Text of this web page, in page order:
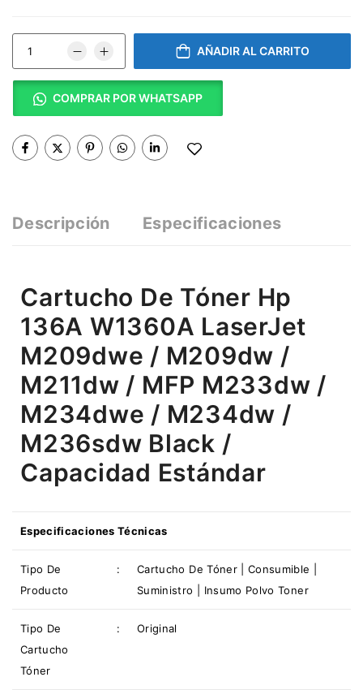
AÑADIR AL CARRITO
COMPRAR POR WHATSAPP
Descripción Especificaciones
Cartucho De Tóner Hp
136A W1360A LaserJet
M209dwe / M209dw /
M211dw / MFP M233dw /
M234dwe / M234dw /
M236sdw Black /
Capacidad Estándar
Especificaciones Técnicas
Tipo De
Producto
:
Cartucho De Tóner | Consumible |
Suministro | Insumo Polvo Toner
Tipo De
Cartucho
Tóner
: Original